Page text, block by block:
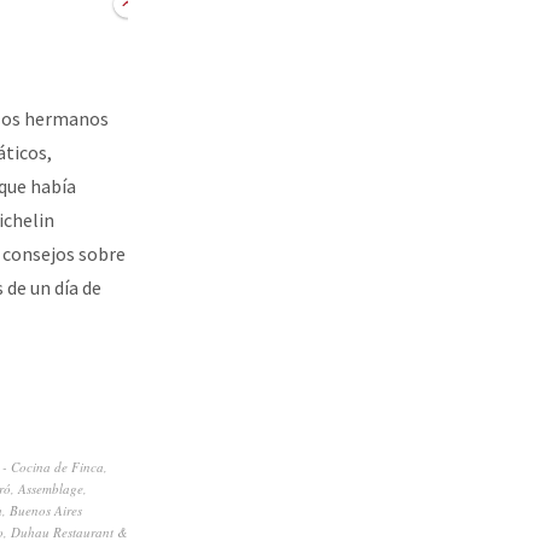
hermanos
había
sobre
un día de
- Cocina de Finca
Assemblage
Buenos Aires
Duhau Restaurant &